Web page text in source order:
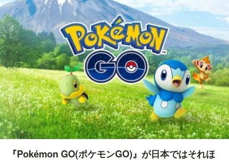
『Pokémon GO(ポケモンGO)』が日本ではそれほ